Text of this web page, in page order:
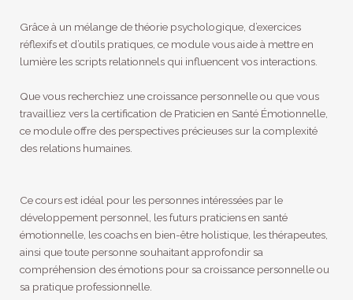
Grâce à un mélange de théorie psychologique, d’exercices
réflexifs et d’outils pratiques, ce module vous aide à mettre en
lumière les scripts relationnels qui influencent vos interactions.
Que vous recherchiez une croissance personnelle ou que vous
travailliez vers la certification de Praticien en Santé Émotionnelle,
ce module offre des perspectives précieuses sur la complexité
des relations humaines.
Ce cours est idéal pour les personnes intéressées par le
développement personnel, les futurs praticiens en santé
émotionnelle, les coachs en bien-être holistique, les thérapeutes,
ainsi que toute personne souhaitant approfondir sa
compréhension des émotions pour sa croissance personnelle ou
sa pratique professionnelle.